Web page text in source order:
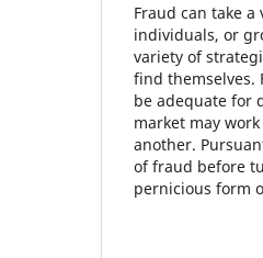
Fraud can take
individuals, or
variety of
find themselves.
be adequate for
market may
another.
of fraud before
pernicious form